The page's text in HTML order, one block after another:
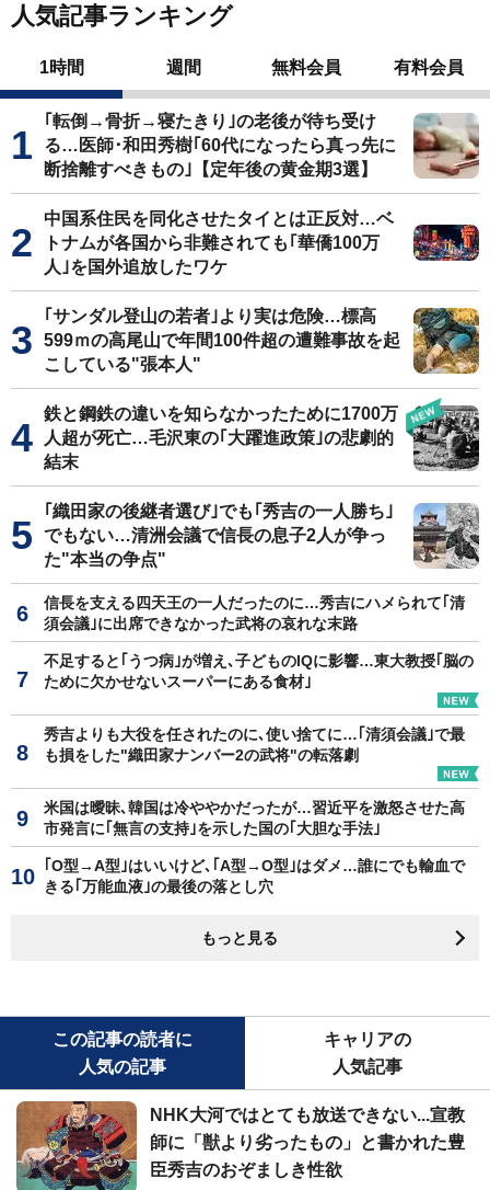
人気記事ランキング
1時間 週間 無料会員 有料会員
｢転倒→骨折→寝たきり｣の老後が待ち受け
る…医師･和田秀樹｢60代になったら真っ先に
断捨離すべきもの｣【定年後の黄金期3選】
中国系住民を同化させたタイとは正反対…ベ
トナムが各国から非難されても｢華僑100万
人｣を国外追放したワケ
｢サンダル登山の若者｣より実は危険…標高
599ｍの高尾山で年間100件超の遭難事故を起
こしている"張本人"
鉄と鋼鉄の違いを知らなかったために1700万
人超が死亡…毛沢東の｢大躍進政策｣の悲劇的
結末
｢織田家の後継者選び｣でも｢秀吉の一人勝ち｣
でもない…清洲会議で信長の息子2人が争っ
た"本当の争点"
信長を支える四天王の一人だったのに…秀吉にハメられて｢清
須会議｣に出席できなかった武将の哀れな末路
不足すると｢うつ病｣が増え､子どものIQに影響…東大教授｢脳の
ために欠かせないスーパーにある食材｣
秀吉よりも大役を任されたのに､使い捨てに…｢清須会議｣で最
も損をした"織田家ナンバー2の武将"の転落劇
米国は曖昧､韓国は冷ややかだったが…習近平を激怒させた高
市発言に｢無言の支持｣を示した国の｢大胆な手法｣
｢O型→A型｣はいいけど､｢A型→O型｣はダメ…誰にでも輸血で
きる｢万能血液｣の最後の落とし穴
もっと見る
この記事の読者に
人気の記事
キャリアの
人気記事
NHK大河ではとても放送できない...宣教
師に「獣より劣ったもの」と書かれた豊
臣秀吉のおぞましき性欲